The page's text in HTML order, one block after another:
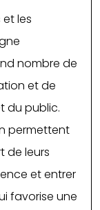
les
nombre de
et de
du public.
permettent
de leurs
et entrer
favorise une